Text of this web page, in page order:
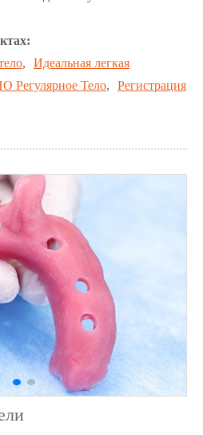
,
Идеальная легкая
Тело,
Регистрация